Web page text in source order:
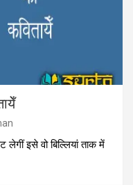
लेगीं इसे वो बिल्लियां ताक में